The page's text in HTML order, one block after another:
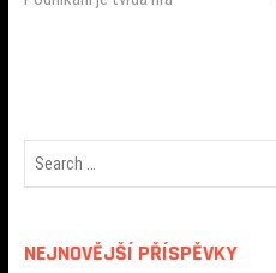
pro
NEJNOVĚJŠÍ PŘÍSPĚVKY